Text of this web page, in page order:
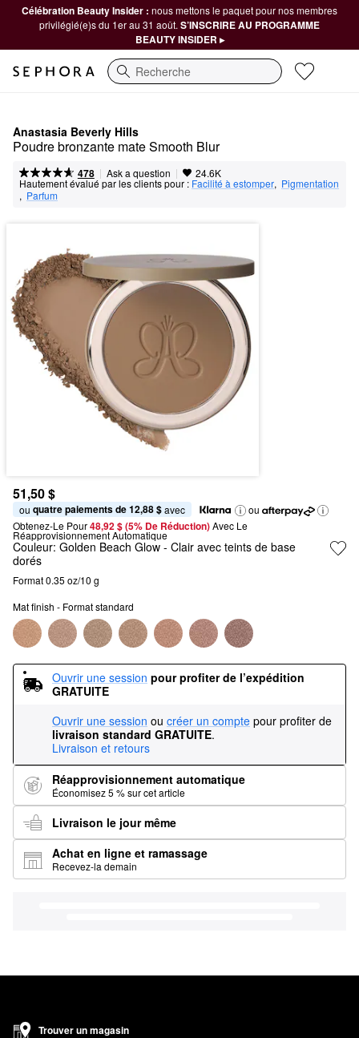
Célébration Beauty Insider : nous mettons le paquet pour nos membres
privilégié(e)s du 1er au 31 août. S’INSCRIRE AU PROGRAMME
BEAUTY INSIDER ▸
Recherche
Anastasia Beverly Hills
Poudre bronzante mate Smooth Blur
478 | Ask a question | 24.6K
Hautement évalué par les clients pour : Facilité à estomper, Pigmentation
, Parfum
51,50 $
ou quatre paiements de 12,88 $ avec
ou
Obtenez-Le Pour48,92 $ (5% De Réduction) Avec Le
Réapprovisionnement Automatique
Couleur: Golden Beach Glow - Clair avec teints de base
dorés
Format 0.35 oz/10 g
Mat finish - Format standard
Ouvrir une session pour profiter de l’expédition
GRATUITE
Ouvrir une session ou créer un compte pour profiter de
livraison standard GRATUITE.
Livraison et retours
Réapprovisionnement automatique
Économisez 5 % sur cet article
Livraison le jour même
Achat en ligne et ramassage
Recevez-la demain
Trouver un magasin